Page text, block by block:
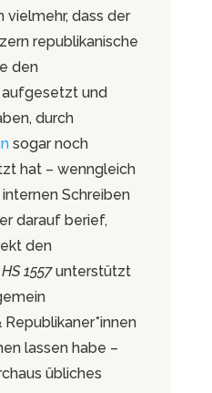
vielmehr, dass der
republikanische
den
und
durch
sogar noch
hat – wenngleich
Schreiben
darauf berief,
den
HS 1557unterstützt
lassen habe –
übliches